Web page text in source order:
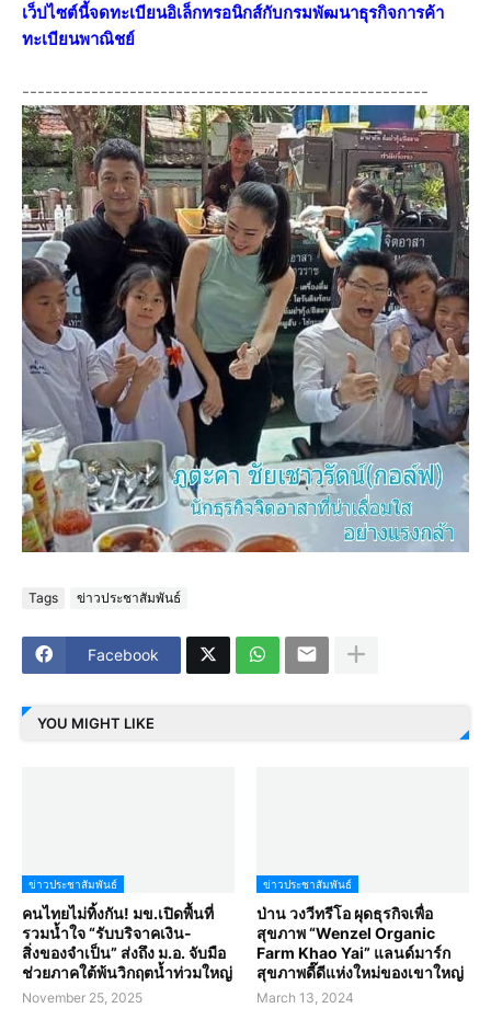
เว็ปไซต์นี้จดทะเบียนอิเล็กทรอนิกส์กับกรมพัฒนาธุรกิจการค้า
ทะเบียนพาณิชย์
-----------------------------------------------------
Tags ข่าวประชาสัมพันธ์
Facebook
YOU MIGHT LIKE
ข่าวประชาสัมพันธ์
คนไทยไม่ทิ้งกัน! มข.เปิดพื้นที่
รวมน้ำใจ “รับบริจาคเงิน-
สิ่งของจำเป็น” ส่งถึง ม.อ. จับมือ
ช่วยภาคใต้พ้นวิกฤตน้ำท่วมใหญ่
November 25, 2025
ข่าวประชาสัมพันธ์
ป่าน วงวีทรีโอ ผุดธุรกิจเพื่อ
สุขภาพ “Wenzel Organic
Farm Khao Yai” แลนด์มาร์ก
สุขภาพดี๊ดีแห่งใหม่ของเขาใหญ่
March 13, 2024